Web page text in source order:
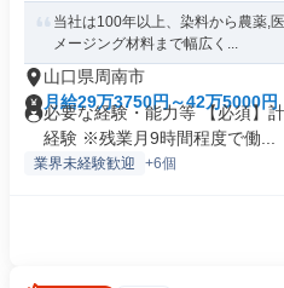
当社は100年以上、染料から農薬,
メージング材料まで幅広く...
山口県周南市
月給29万3750円～42万5000円
必要な経験・能力等 【必須】
経験 ※残業月9時間程度で働...
業界未経験歓迎 +6個